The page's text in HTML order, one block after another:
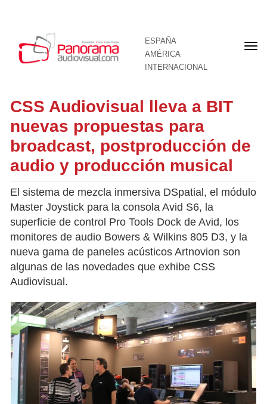
ESPAÑA
AMÉRICA
INTERNACIONAL
CSS Audiovisual lleva a BIT
nuevas propuestas para
broadcast, postproducción de
audio y producción musical
El sistema de mezcla inmersiva DSpatial, el módulo
Master Joystick para la consola Avid S6, la
superficie de control Pro Tools Dock de Avid, los
monitores de audio Bowers & Wilkins 805 D3, y la
nueva gama de paneles acústicos Artnovion son
algunas de las novedades que exhibe CSS
Audiovisual.